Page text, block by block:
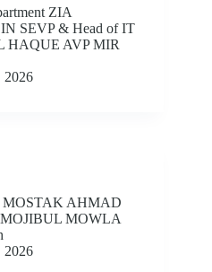
ZIA
SEVP & Head of IT
AVP MIR
2026
MOSTAK AHMAD
MOJIBUL MOWLA
2026